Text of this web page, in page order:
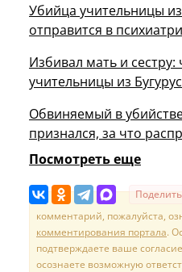
Убийца учительницы из
отправится в
Избивал мать и
учительницы из
Обвиняемый в
признался, за что
Посмотреть еще
комментарий, пожалуйста,
комментирования портала.
подтверждаете ваше
осознаете возможную